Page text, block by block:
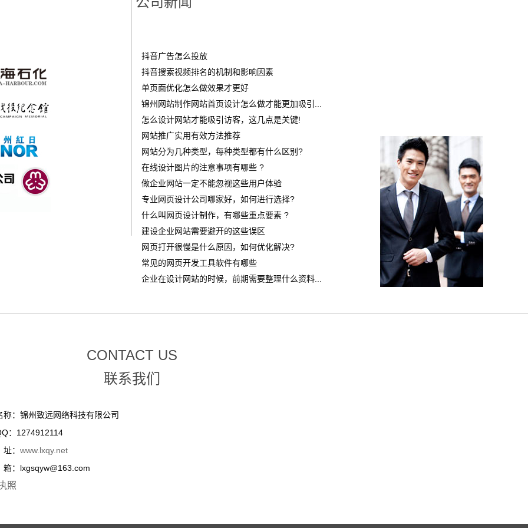
抖音广告怎么投放
‌抖音搜索视频排名的机制和影响因素
单页面优化怎么做效果才更好
锦州网站制作网站首页设计怎么做才能更加吸引...
怎么设计网站才能吸引访客，这几点是关键!
网站推广实用有效方法推荐
网站分为几种类型，每种类型都有什么区别?
在线设计图片的注意事项有哪些 ?
做企业网站一定不能忽视这些用户体验
专业网页设计公司哪家好，如何进行选择?
什么叫网页设计制作，有哪些重点要素 ?
建设企业网站需要避开的这些误区
网页打开很慢是什么原因，如何优化解决?
常见的网页开发工具软件有哪些
企业在设计网站的时候，前期需要整理什么资料...
CONTACT US
联系我们
称：锦州致远网络科技有限公司
：1274912114
： www.lxqy.net
lxgsqyw@163.com
照